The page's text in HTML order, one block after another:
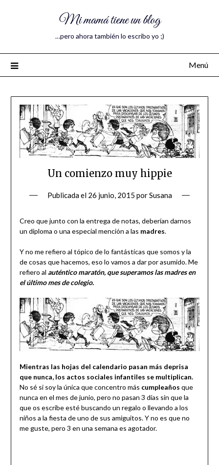
Mi mamá tiene un blog
…pero ahora también lo escribo yo ;)
Menú
Un comienzo muy hippie
Publicada el 26 junio, 2015 porSusana
Creo que junto con la entrega de notas, deberían darnos
un diploma o una especial mención a las madres.
Y no me refiero al tópico de lo fantásticas que somos y la
de cosas que hacemos, eso lo vamos a dar por asumido. Me
refiero al auténtico maratón, que superamos las madres en
el último mes de colegio.
Mientras las hojas del calendario pasan más deprisa
que nunca, los actos sociales infantiles se multiplican.
No sé si soy la única que concentro más cumpleaños que
nunca en el mes de junio, pero no pasan 3 días sin que la
que os escribe esté buscando un regalo o llevando a los
niños a la fiesta de uno de sus amiguitos. Y no es que no
me guste, pero 3 en una semana es agotador.